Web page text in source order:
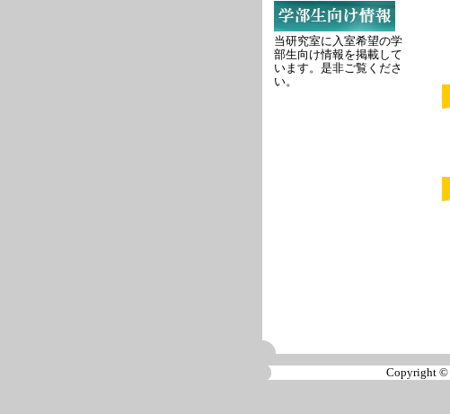
当研究室に入室希望の学
部生向け情報を掲載して
います。是非ご覧くださ
い。
Copyright ©